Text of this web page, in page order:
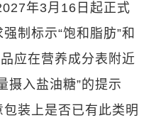
年3月16日起正式
制标示“饱和脂肪”和
应在营养成分表附近
摄入盐油糖”的提示
装上是否已有此类明